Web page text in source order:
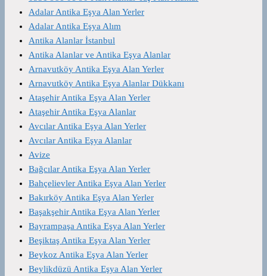
Adalar Antika Eşya Alan Yerler
Adalar Antika Eşya Alım
Antika Alanlar İstanbul
Antika Alanlar ve Antika Eşya Alanlar
Arnavutköy Antika Eşya Alan Yerler
Arnavutköy Antika Eşya Alanlar Dükkanı
Ataşehir Antika Eşya Alan Yerler
Ataşehir Antika Eşya Alanlar
Avcılar Antika Eşya Alan Yerler
Avcılar Antika Eşya Alanlar
Avize
Bağcılar Antika Eşya Alan Yerler
Bahçelievler Antika Eşya Alan Yerler
Bakırköy Antika Eşya Alan Yerler
Başakşehir Antika Eşya Alan Yerler
Bayrampaşa Antika Eşya Alan Yerler
Beşiktaş Antika Eşya Alan Yerler
Beykoz Antika Eşya Alan Yerler
Beylikdüzü Antika Eşya Alan Yerler